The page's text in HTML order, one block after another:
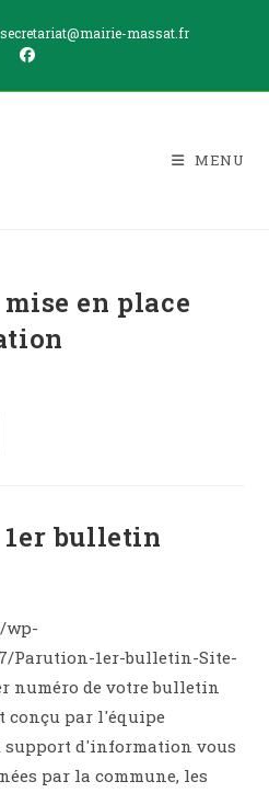
secretariat@mairie-massat.fr
MENU
en place
1er bulletin
wp-
Parution-1er-bulletin-Site-
numéro de votre bulletin
conçu par l'équipe
support d'information vous
par la commune, les